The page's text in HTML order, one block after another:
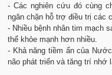
- Các nghiên cứu đó cùng
ngăn chặn hỗ trợ điều trị các
- Nhiều bệnh nhân tim mạch
thể khỏe mạnh hơn nhiều.
- Khả năng tiềm ẩn của
não phát triển và tăng trí nhớ